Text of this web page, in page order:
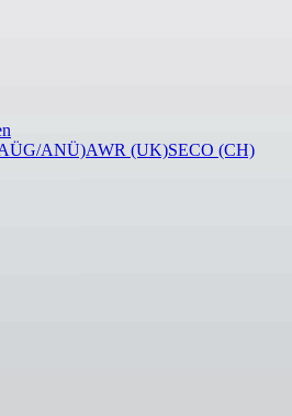
ANÜ)AWR (UK)SECO (CH)